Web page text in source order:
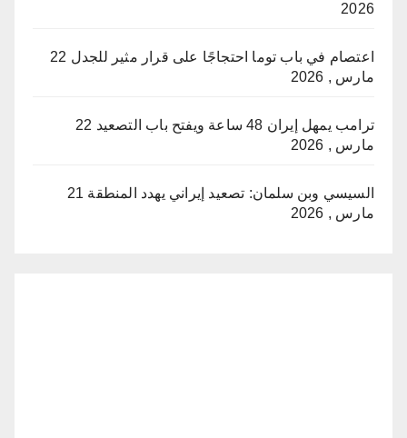
2026
اعتصام في باب توما احتجاجًا على قرار مثير للجدل 22
مارس , 2026
ترامب يمهل إيران 48 ساعة ويفتح باب التصعيد
22
مارس , 2026
السيسي وبن سلمان: تصعيد إيراني يهدد المنطقة 21
مارس , 2026